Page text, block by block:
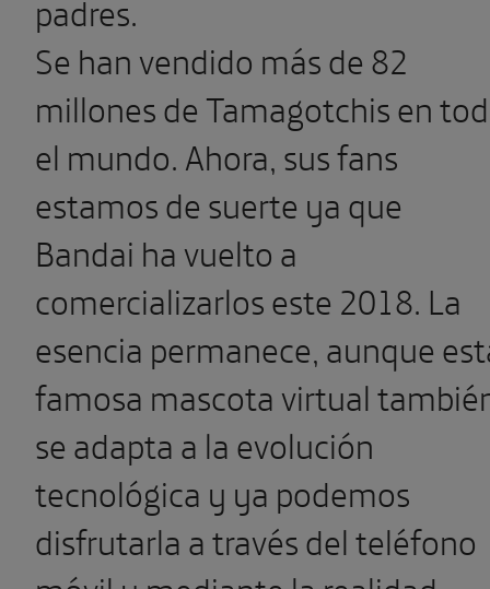
padres.
Se han vendido más de 82
millones de Tamagotchis en
el mundo. Ahora, sus fans
estamos de suerte ya que
Bandai ha vuelto a
comercializarlos este 2018. La
esencia permanece, aunque
famosa mascota virtual
se adapta a la evolución
tecnológica y ya podemos
disfrutarla a través del teléfono